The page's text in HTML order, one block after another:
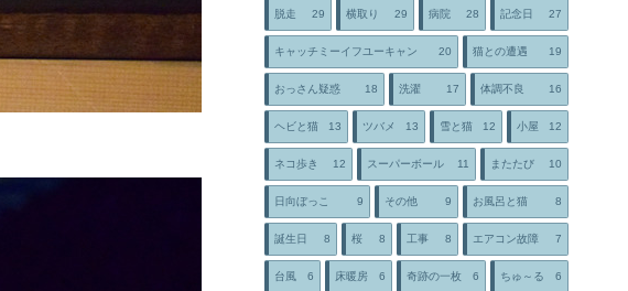
脱走 29 横取り 29 病院 28 記念日 27
キャッチミーイフユーキャン 20 猫との遭遇 19
おっさん疑惑 18 洗濯 17 体調不良 16
ヘビと猫 13 ツバメ 13 雪と猫 12 小屋 12
ネコ歩き 12 スーパーボール 11 またたび 10
日向ぼっこ 9 その他 9 お風呂と猫 8
誕生日 8 桜 8 工事 8 エアコン故障 7
台風 6 床暖房 6 奇跡の一枚 6 ちゅ～る 6